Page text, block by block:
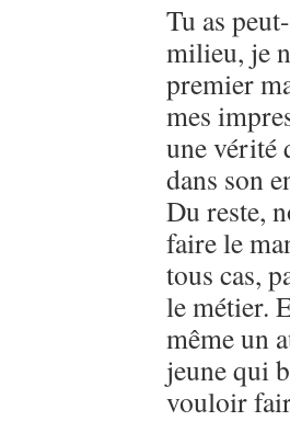
Tu as
milieu, je
premier
mes
une vérité
dans son
Du reste,
faire le
tous cas,
le métier.
même un
jeune qui
vouloir